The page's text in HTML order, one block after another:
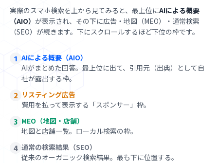
実際のスマホ検索を上から見てみると、最上位にAIによる概要
（AIO） が表示され、その下に広告・地図（MEO）・通常検索
（SEO）が続きます。下にスクロールするほど下位の枠です。
1 AIによる概要（AIO）
AIがまとめた回答。最上位に出て、引用元（出典）として自
社が露出する枠。
2 リスティング広告
費用を払って表示する「スポンサー」枠。
3 MEO（地図・店舗）
地図と店舗一覧。ローカル検索の枠。
4 通常の検索結果（SEO）
従来のオーガニック検索結果。最も下に位置する。